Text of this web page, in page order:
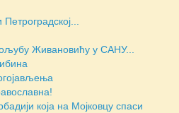
Живановићу у САНУ...
која на Мојковцу спаси